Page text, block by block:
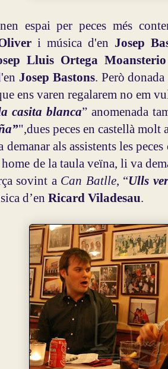
espai per peces més
i música d'en Josep
Lluis Ortega Moansterio
Josep Bastons. Però
ens varen regalarem no em
casita blanca” anomenada
",dues peces en castellà molt
als assistents les
de la taula veïna, li va
sovint a Can Batlle, “Ulls
d’en Ricard Viladesau.